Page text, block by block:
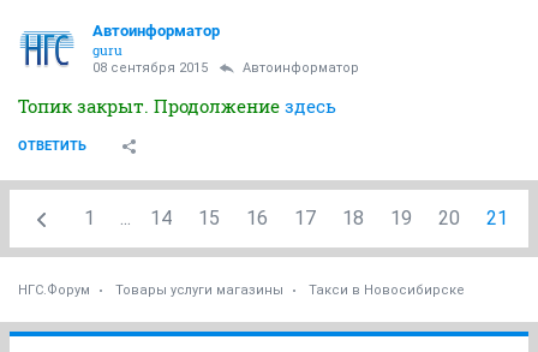
Автоинформатор
guru
08 сентября 2015 Автоинформатор
Топик закрыт. Продолжение здесь
ОТВЕТИТЬ
1 ... 14 15 16 17 18 19 20 21
НГС.Форум Товары услуги магазины Такси в Новосибирске